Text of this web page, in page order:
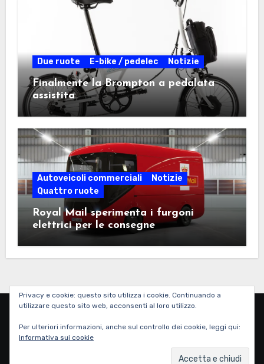
Due ruote E-bike / pedelec Notizie
Finalmente la Brompton a pedalata
assistita
Autoveicoli commerciali
Notizie
Quattro ruote
Royal Mail sperimenta i furgoni
elettrici per le consegne
Corri Elettra Corri
Privacy e cookie: questo sito utilizza i cookie. Continuando a
utilizzare questo sito web, acconsenti al loro utilizzo.
Per ulteriori informazioni, anche sul controllo dei cookie, leggi qui:
Informativa sui cookie